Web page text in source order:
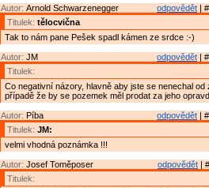
odpovědět |
Autor: Arnold Schwarzenegger
Titulek: tělocvična
Tak to nám pane Pešek spadl kámen ze srdce :-)
odpovědět |
Autor: JM
Titulek:
Co negativní názory, hlavně aby jste se nenechal od
případě že by se pozemek měl prodat za jeho
odpovědět |
Autor: Píba
Titulek: JM:
velmi vhodná poznámka !!!
odpovědět |
Autor: Josef Toměposer
Titulek: